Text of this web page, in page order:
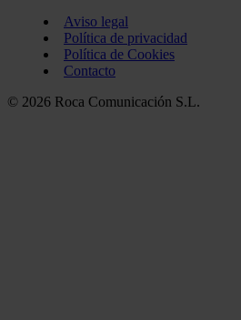
Aviso legal
Política de privacidad
Política de Cookies
Contacto
© 2026 Roca Comunicación S.L.